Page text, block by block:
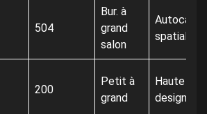
504
Bur. à
grand
salon
spatial
200
Petit à
grand
Haute
design